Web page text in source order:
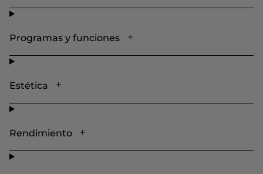
Programas y funciones
Estética
Rendimiento